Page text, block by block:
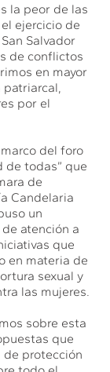
la peor de las
ejercicio de
Salvador
de conflictos
en mayor
patriarcal,
por el
del foro
de todas” que
de
Candelaria
un
atención a
que
en materia de
sexual y
las mujeres.
sobre esta
que
protección